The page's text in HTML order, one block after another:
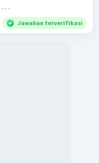
…
Jawaban terverifikasi